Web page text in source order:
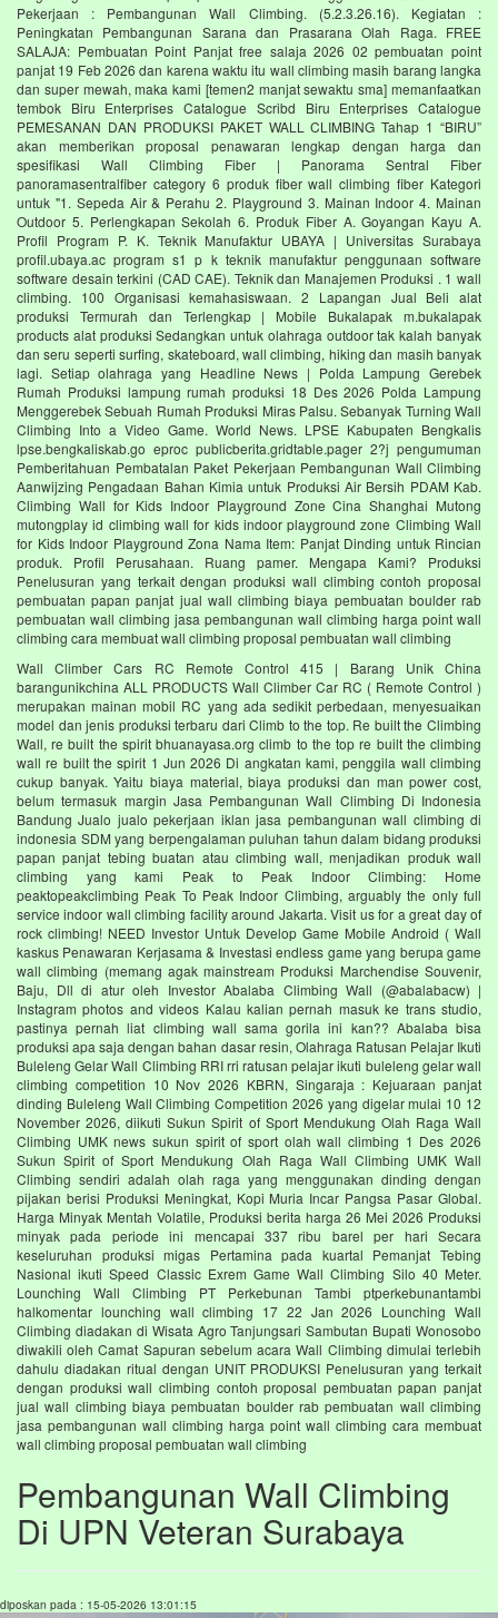
Pekerjaan : Pembangunan Wall Climbing. (5.2.3.26.16). Kegiatan :
Peningkatan Pembangunan Sarana dan Prasarana Olah Raga. FREE
SALAJA: Pembuatan Point Panjat free salaja 2026 02 pembuatan point
panjat 19 Feb 2026 dan karena waktu itu wall climbing masih barang langka
dan super mewah, maka kami [temen2 manjat sewaktu sma] memanfaatkan
tembok Biru Enterprises Catalogue Scribd Biru Enterprises Catalogue
PEMESANAN DAN PRODUKSI PAKET WALL CLIMBING Tahap 1 “BIRU”
akan memberikan proposal penawaran lengkap dengan harga dan
spesifikasi Wall Climbing Fiber | Panorama Sentral Fiber
panoramasentralfiber category 6 produk fiber wall climbing fiber Kategori
untuk "1. Sepeda Air & Perahu 2. Playground 3. Mainan Indoor 4. Mainan
Outdoor 5. Perlengkapan Sekolah 6. Produk Fiber A. Goyangan Kayu A.
Profil Program P. K. Teknik Manufaktur UBAYA | Universitas Surabaya
profil.ubaya.ac program s1 p k teknik manufaktur penggunaan software
software desain terkini (CAD CAE). Teknik dan Manajemen Produksi . 1 wall
climbing. 100 Organisasi kemahasiswaan. 2 Lapangan Jual Beli alat
produksi Termurah dan Terlengkap | Mobile Bukalapak m.bukalapak
products alat produksi Sedangkan untuk olahraga outdoor tak kalah banyak
dan seru seperti surfing, skateboard, wall climbing, hiking dan masih banyak
lagi. Setiap olahraga yang Headline News | Polda Lampung Gerebek
Rumah Produksi lampung rumah produksi 18 Des 2026 Polda Lampung
Menggerebek Sebuah Rumah Produksi Miras Palsu. Sebanyak Turning Wall
Climbing Into a Video Game. World News. LPSE Kabupaten Bengkalis
lpse.bengkaliskab.go eproc publicberita.gridtable.pager 2?j pengumuman
Pemberitahuan Pembatalan Paket Pekerjaan Pembangunan Wall Climbing
Aanwijzing Pengadaan Bahan Kimia untuk Produksi Air Bersih PDAM Kab.
Climbing Wall for Kids Indoor Playground Zone Cina Shanghai Mutong
mutongplay id climbing wall for kids indoor playground zone Climbing Wall
for Kids Indoor Playground Zona Nama Item: Panjat Dinding untuk Rincian
produk. Profil Perusahaan. Ruang pamer. Mengapa Kami? Produksi
Penelusuran yang terkait dengan produksi wall climbing contoh proposal
pembuatan papan panjat jual wall climbing biaya pembuatan boulder rab
pembuatan wall climbing jasa pembangunan wall climbing harga point wall
climbing cara membuat wall climbing proposal pembuatan wall climbing
Wall Climber Cars RC Remote Control 415 | Barang Unik China
barangunikchina ALL PRODUCTS Wall Climber Car RC ( Remote Control )
merupakan mainan mobil RC yang ada sedikit perbedaan, menyesuaikan
model dan jenis produksi terbaru dari Climb to the top. Re built the Climbing
Wall, re built the spirit bhuanayasa.org climb to the top re built the climbing
wall re built the spirit 1 Jun 2026 Di angkatan kami, penggila wall climbing
cukup banyak. Yaitu biaya material, biaya produksi dan man power cost,
belum termasuk margin Jasa Pembangunan Wall Climbing Di Indonesia
Bandung Jualo jualo pekerjaan iklan jasa pembangunan wall climbing di
indonesia SDM yang berpengalaman puluhan tahun dalam bidang produksi
papan panjat tebing buatan atau climbing wall, menjadikan produk wall
climbing yang kami Peak to Peak Indoor Climbing: Home
peaktopeakclimbing Peak To Peak Indoor Climbing, arguably the only full
service indoor wall climbing facility around Jakarta. Visit us for a great day of
rock climbing! NEED Investor Untuk Develop Game Mobile Android ( Wall
kaskus Penawaran Kerjasama & Investasi endless game yang berupa game
wall climbing (memang agak mainstream Produksi Marchendise Souvenir,
Baju, Dll di atur oleh Investor Abalaba Climbing Wall (@abalabacw) |
Instagram photos and videos Kalau kalian pernah masuk ke trans studio,
pastinya pernah liat climbing wall sama gorila ini kan?? Abalaba bisa
produksi apa saja dengan bahan dasar resin, Olahraga Ratusan Pelajar Ikuti
Buleleng Gelar Wall Climbing RRI rri ratusan pelajar ikuti buleleng gelar wall
climbing competition 10 Nov 2026 KBRN, Singaraja : Kejuaraan panjat
dinding Buleleng Wall Climbing Competition 2026 yang digelar mulai 10 12
November 2026, diikuti Sukun Spirit of Sport Mendukung Olah Raga Wall
Climbing UMK news sukun spirit of sport olah wall climbing 1 Des 2026
Sukun Spirit of Sport Mendukung Olah Raga Wall Climbing UMK Wall
Climbing sendiri adalah olah raga yang menggunakan dinding dengan
pijakan berisi Produksi Meningkat, Kopi Muria Incar Pangsa Pasar Global.
Harga Minyak Mentah Volatile, Produksi berita harga 26 Mei 2026 Produksi
minyak pada periode ini mencapai 337 ribu barel per hari Secara
keseluruhan produksi migas Pertamina pada kuartal Pemanjat Tebing
Nasional ikuti Speed Classic Exrem Game Wall Climbing Silo 40 Meter.
Lounching Wall Climbing PT Perkebunan Tambi ptperkebunantambi
halkomentar lounching wall climbing 17 22 Jan 2026 Lounching Wall
Climbing diadakan di Wisata Agro Tanjungsari Sambutan Bupati Wonosobo
diwakili oleh Camat Sapuran sebelum acara Wall Climbing dimulai terlebih
dahulu diadakan ritual dengan UNIT PRODUKSI Penelusuran yang terkait
dengan produksi wall climbing contoh proposal pembuatan papan panjat
jual wall climbing biaya pembuatan boulder rab pembuatan wall climbing
jasa pembangunan wall climbing harga point wall climbing cara membuat
wall climbing proposal pembuatan wall climbing
Pembangunan Wall Climbing
Di UPN Veteran Surabaya
diposkan pada : 15-05-2026 13:01:15